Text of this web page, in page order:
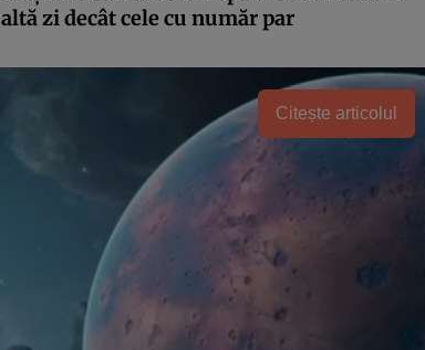
altă zi decât cele cu număr par
Citește articolul